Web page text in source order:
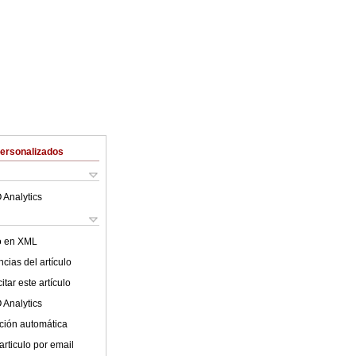
Analytics
en XML
del artículo
este artículo
Analytics
automática
por email